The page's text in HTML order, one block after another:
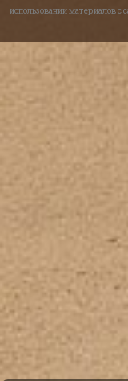
использовании материалов с